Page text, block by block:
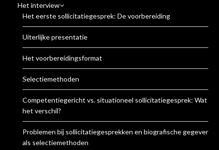
Het interview
Het eerste sollicitatiegesprek: De voorbereiding
Uiterlijke presentatie
Het voorbereidingsformat
Selectiemethoden
Competentiegericht vs. situationeel sollicitatiegesprek: Wat is
het verschil?
Problemen bij sollicitatiegesprekken en biografische gegevens
als selectiemethoden